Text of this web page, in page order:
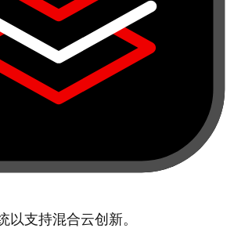
以支持混合云创新。